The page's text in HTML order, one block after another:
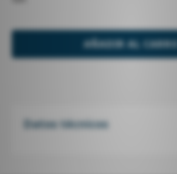
AÑADIR AL CARRO
Datos técnicos